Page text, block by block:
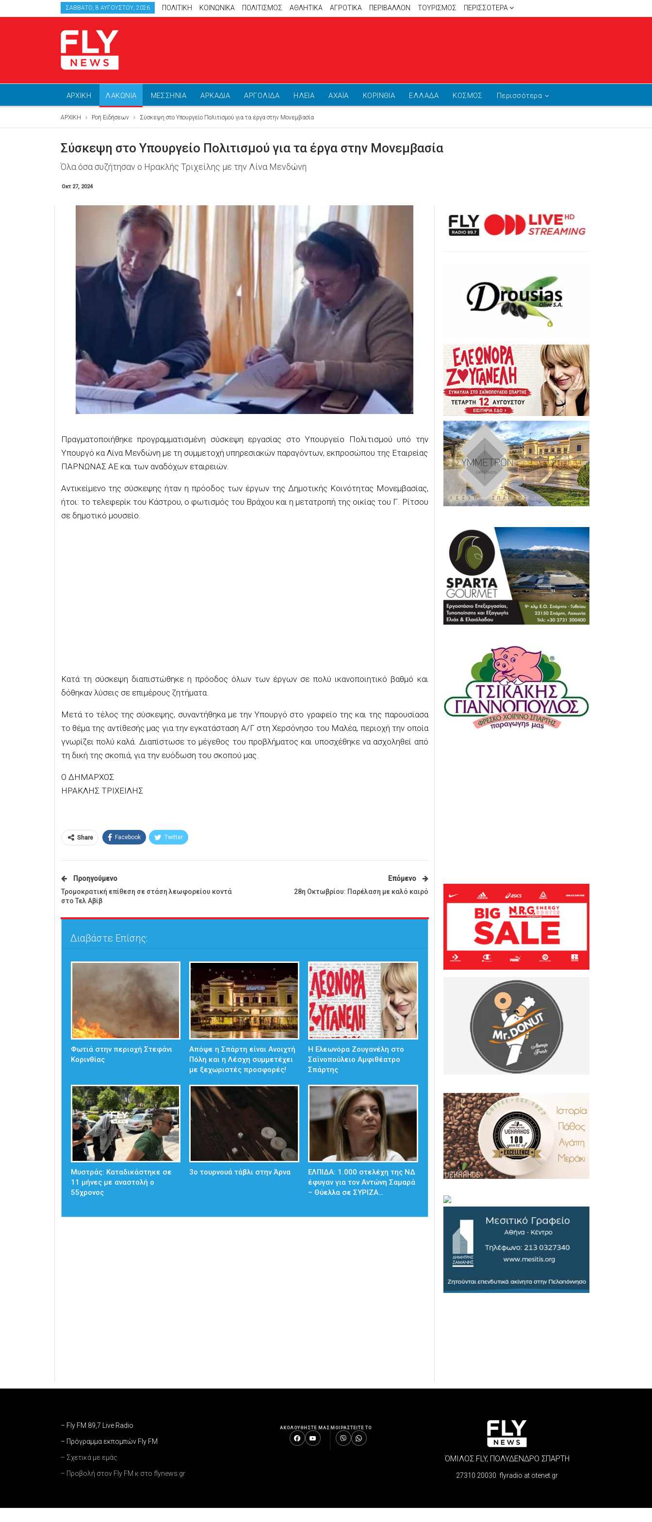
ΣΆΒΒΑΤΟ, 8 ΑΥΓΟΎΣΤΟΥ, 2026 ΠΟΛΙΤΙΚΗ ΚΟΙΝΩΝΙΚΑ ΠΟΛΙΤΙΣΜΟΣ ΑΘΛΗΤΙΚΆ ΑΓΡΟΤΙΚΑ ΠΕΡΙΒΑΛΛΟΝ ΤΟΥΡΙΣΜΟΣ ΠΕΡΙΣΣΌΤΕΡΑ
ΑΡΧΙΚΗ ΛΑΚΩΝΙΑ ΜΕΣΣΗΝΙΑ ΑΡΚΑΔΙΑ ΑΡΓΟΛΙΔΑ ΗΛΕΙΑ ΑΧΑΪΑ ΚΟΡΙΝΘΙΑ ΕΛΛΑΔΑ ΚΟΣΜΟΣ Περισσότερα
ΑΡΧΙΚΗ Ροή Ειδήσεων Σύσκεψη στο Υπουργείο Πολιτισμού για τα έργα στην Μονεμβασία
Σύσκεψη στο Υπουργείο Πολιτισμού για τα έργα στην Μονεμβασία
Όλα όσα συζήτησαν ο Ηρακλής Τριχείλης με την Λίνα Μενδώνη
Οκτ 27, 2024
Πραγματοποιήθηκε προγραμματισμένη σύσκεψη εργασίας στο Υπουργείο Πολιτισμού υπό την
Υπουργό κα Λίνα Μενδώνη με τη συμμετοχή υπηρεσιακών παραγόντων, εκπροσώπου της Εταιρείας
ΠΑΡΝΩΝΑΣ ΑΕ και των αναδόχων εταιρειών.
Αντικείμενο της σύσκεψης ήταν η πρόοδος των έργων της Δημοτικής Κοινότητας Μονεμβασίας,
ήτοι: το τελεφερίκ του Κάστρου, ο φωτισμός του Βράχου και η μετατροπή της οικίας του Γ. Ρίτσου
σε δημοτικό μουσείο.
Κατά τη σύσκεψη διαπιστώθηκε η πρόοδος όλων των έργων σε πολύ ικανοποιητικό βαθμό και
δόθηκαν λύσεις σε επιμέρους ζητήματα.
Μετά το τέλος της σύσκεψης, συναντήθηκα με την Υπουργό στο γραφείο της και της παρουσίασα
το θέμα της αντίθεσής μας για την εγκατάσταση Α/Γ στη Χερσόνησο του Μαλέα, περιοχή την οποία
γνωρίζει πολύ καλά. Διαπίστωσε το μέγεθος του προβλήματος και υποσχέθηκε να ασχοληθεί από
τη δική της σκοπιά, για την ευόδωση του σκοπού μας.
Ο ΔΗΜΑΡΧΟΣ
ΗΡΑΚΛΗΣ ΤΡΙΧΕΙΛΗΣ
Share Facebook Twitter
Προηγούμενο
Τρομοκρατική επίθεση σε στάση λεωφορείου κοντά
στο Τελ Αβίβ
Επόμενο
28η Οκτωβρίου: Παρέλαση με καλό καιρό
Διαβάστε Επίσης:
Φωτιά στην περιοχή Στεφάνι
Κορινθίας
Απόψε η Σπάρτη είναι Ανοιχτή
Πόλη και η Λέσχη συμμετέχει
με ξεχωριστές προσφορές!
Η Ελεωνόρα Ζουγανέλη στο
Σαϊνοπούλειο Αμφιθέατρο
Σπάρτης
Μυστράς: Καταδικάστηκε σε
11 μήνες με αναστολή ο
55χρονος
3ο τουρνουά τάβλι στην Άρνα
ΕΛΠΙΔΑ: 1.000 στελέχη της ΝΔ
έφυγαν για τον Αντώνη Σαμαρά
– Θύελλα σε ΣΥΡΙΖΑ…
– Fly FM 89,7 Live Radio
– Πρόγραμμα εκπομπών Fly FM
– Σχετικά με εμάς
– Προβολή στον Fly FM κ στο flynews.gr
ΑΚΟΛΟΥΘΗΣΤΕ ΜΑΣ ΜΟΙΡΑΣΤΕΙΤΕ ΤΟ
ΌΜΙΛΟΣ FLY, ΠΟΛΥΔΕΝΔΡΟ ΣΠΑΡΤΗ
27310 20030 flyradio at otenet.gr